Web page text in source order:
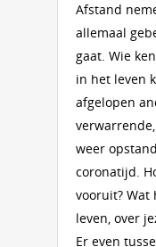
Afstand
allemaal
gaat. Wie
in het leven
afgelopen
weer
coronatijd.
vooruit? Wat
leven, over
Er even